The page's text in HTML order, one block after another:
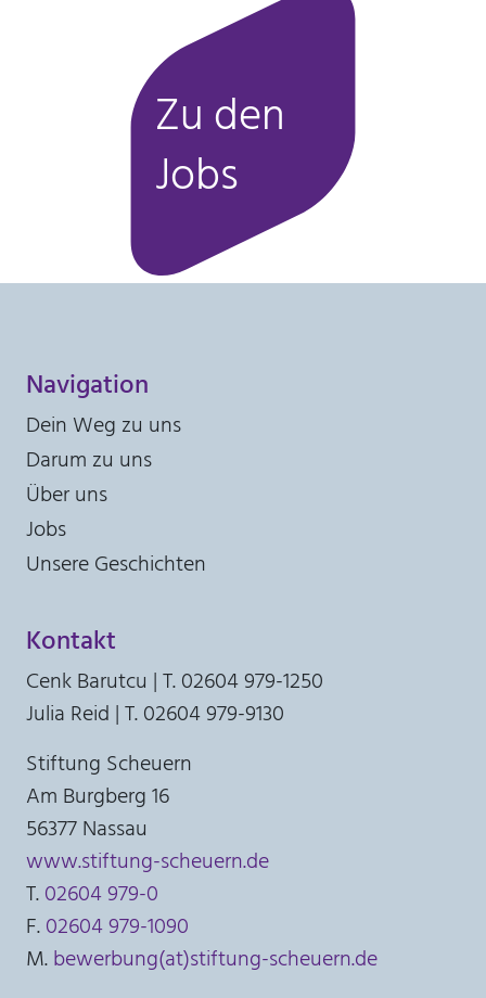
Zu den
Jobs
Navigation
Dein Weg zu uns
Darum zu uns
Über uns
Jobs
Unsere Geschichten
Kontakt
Cenk Barutcu | T. 02604 979-1250
Julia Reid | T. 02604 979-9130
Stiftung Scheuern
Am Burgberg 16
56377 Nassau
www.stiftung-scheuern.de
T. 02604 979-0
F. 02604 979-1090
M. bewerbung(at)stiftung-scheuern.de